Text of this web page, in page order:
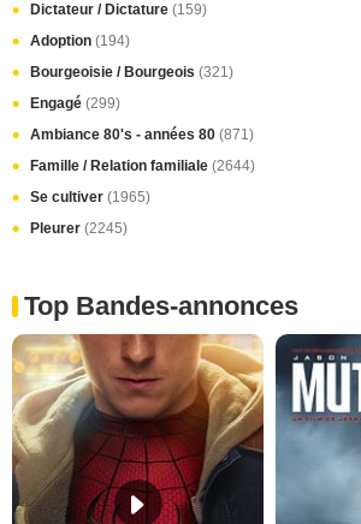
Dictateur / Dictature (159)
Adoption (194)
Bourgeoisie / Bourgeois (321)
Engagé (299)
Ambiance 80's - années 80 (871)
Famille / Relation familiale (2644)
Se cultiver (1965)
Pleurer (2245)
Top Bandes-annonces